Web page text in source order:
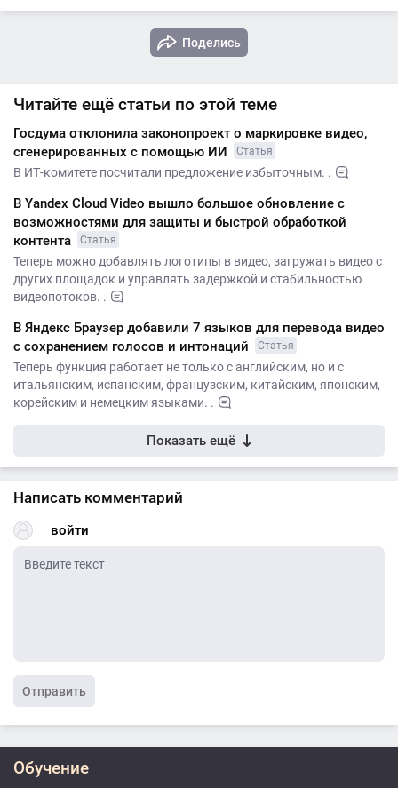
Поделись
Читайте ещё статьи по этой теме
Госдума отклонила законопроект о маркировке видео,
сгенерированных с помощью ИИ
Статья
В ИТ-комитете посчитали предложение избыточным. .
В Yandex Cloud Video вышло большое обновление с
возможностями для защиты и быстрой обработкой
контента
Статья
Теперь можно добавлять логотипы в видео, загружать видео с
других площадок и управлять задержкой и стабильностью
видеопотоков. .
В Яндекс Браузер добавили 7 языков для перевода видео
с сохранением голосов и интонаций
Статья
Теперь функция работает не только с английским, но и с
итальянским, испанским, французским, китайским, японским,
корейским и немецким языками. .
Показать ещё
Написать комментарий
войти
Отправить
Обучение